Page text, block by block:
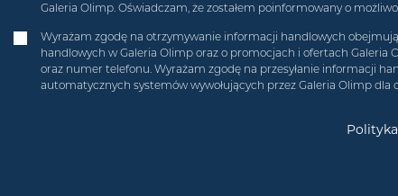
Galeria Olimp. Oświadczam, że zostałem poinformowany o
Wyrażam zgodę na otrzymywanie informacji handlowych
handlowych w Galeria Olimp oraz o promocjach i ofertach
oraz numer telefonu. Wyrażam zgodę na przesyłanie informacji
automatycznych systemów wywołujących przez Galeria Olimp